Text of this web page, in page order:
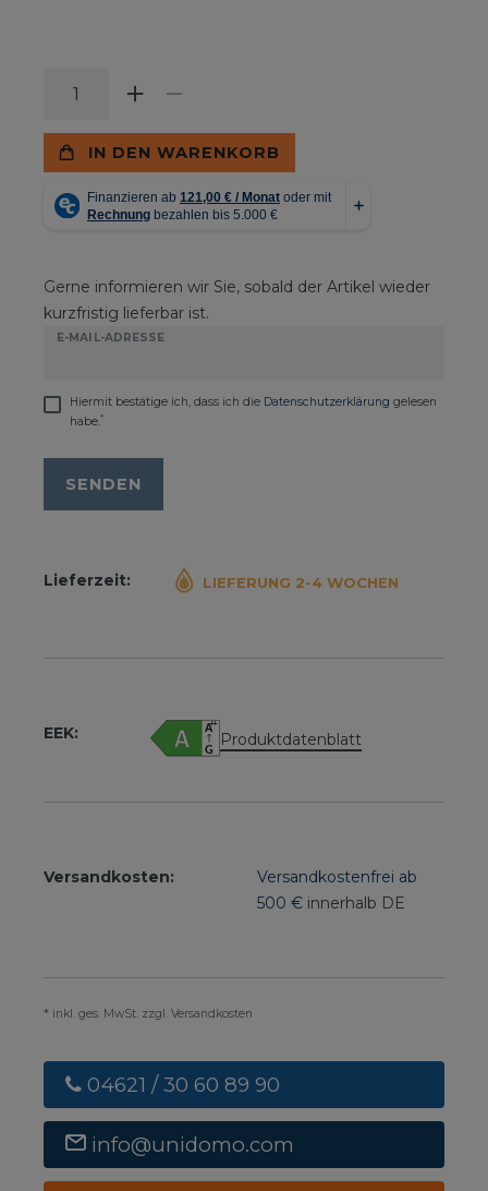
IN DEN WARENKORB
Gerne informieren wir Sie, sobald der Artikel wieder
kurzfristig lieferbar ist.
E-MAIL-ADRESSE
Hiermit bestätige ich, dass ich die Daten­schutz­erklärung gelesen
habe.*
SENDEN
Lieferzeit: LIEFERUNG 2-4 WOCHEN
EEK: Produktdatenblatt
Versandkosten:
Versandkostenfrei ab
500 € innerhalb DE
* inkl. ges. MwSt. zzgl. Versandkosten
04621 / 30 60 89 90
info@unidomo.com